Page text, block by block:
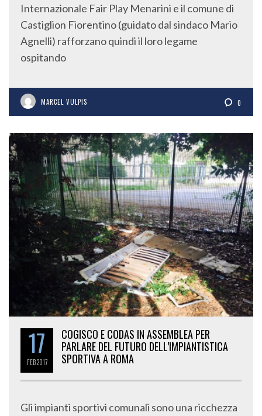
Internazionale Fair Play Menarini e il comune di
Castiglion Fiorentino (guidato dal sindaco Mario
Agnelli) rafforzano quindi il loro legame
ospitando
MARCEL VULPIS 0
17
FEB2017
COGISCO E CODAS IN ASSEMBLEA PER
PARLARE DEL FUTURO DELL’IMPIANTISTICA
SPORTIVA A ROMA
Gli impianti sportivi comunali sono una ricchezza